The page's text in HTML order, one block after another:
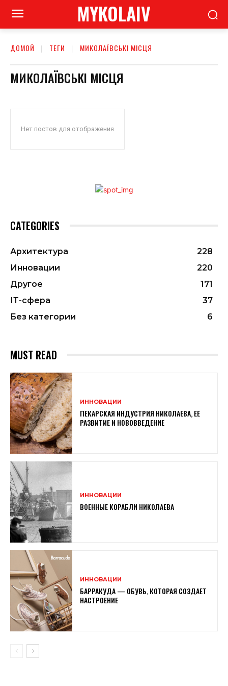
MYKOLAIV
ДОМОЙ ТЕГИ МИКОЛАЇВСЬКІ МІСЦЯ
МИКОЛАЇВСЬКІ МІСЦЯ
Нет постов для отображения
CATEGORIES
Архитектура
228
Инновации
220
Другое
171
ІТ-сфера
37
Без категории
6
MUST READ
ИННОВАЦИИ
ПЕКАРСКАЯ ИНДУСТРИЯ НИКОЛАЕВА, ЕЕ
РАЗВИТИЕ И НОВОВВЕДЕНИЕ
ИННОВАЦИИ
ВОЕННЫЕ КОРАБЛИ НИКОЛАЕВА
ИННОВАЦИИ
БАРРАКУДА — ОБУВЬ, КОТОРАЯ СОЗДАЕТ
НАСТРОЕНИЕ